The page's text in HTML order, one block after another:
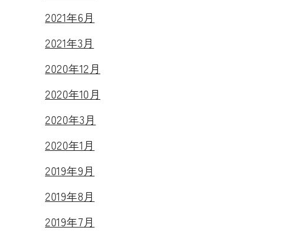
2021年6月
2021年3月
2020年12月
2020年10月
2020年3月
2020年1月
2019年9月
2019年8月
2019年7月